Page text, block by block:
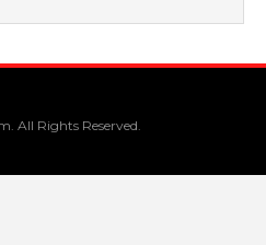
All Rights Reserved.